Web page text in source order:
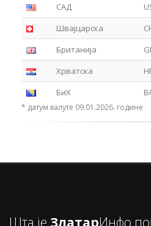
САД
Швајцарска
Британија
Хрватска
БиХ
* датум валуте 09.01.2026. године
Шта је ЗлатарИнфо